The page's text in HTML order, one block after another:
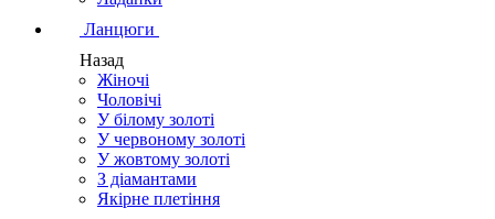
Ланцюги
Назад
Жіночі
Чоловічі
У білому золоті
У червоному золоті
У жовтому золоті
З діамантами
Якірне плетіння